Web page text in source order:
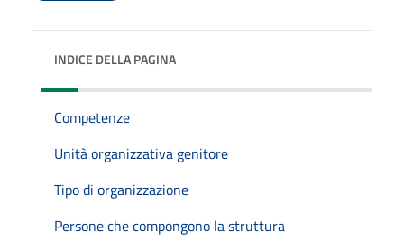
INDICE DELLA PAGINA
Competenze
Unità organizzativa genitore
Tipo di organizzazione
Persone che compongono la struttura